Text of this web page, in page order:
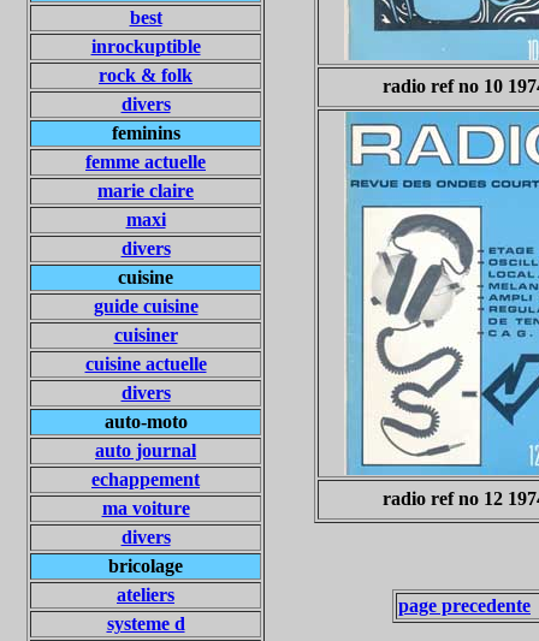
radio ref no 10
radio ref no 12
best
inrockuptible
rock & folk
divers
feminins
femme actuelle
marie claire
maxi
divers
cuisine
guide cuisine
cuisiner
cuisine actuelle
divers
auto-moto
auto journal
echappement
ma voiture
divers
bricolage
ateliers
systeme d
page precedente